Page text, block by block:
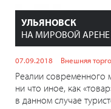
УЛЬЯНОВСК
НА МИРОВОЙ АРЕНЕ
07.09.2018 Внешняя
Реалии современного
ни что иное, как
в данном случае